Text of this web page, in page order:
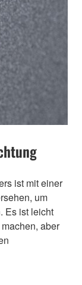
ist mit einer
um
Es ist leicht
aber